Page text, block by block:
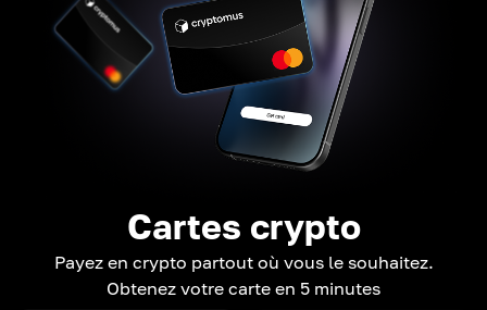
Cartes crypto
Payez en crypto partout où vous le souhaitez.
Obtenez votre carte en 5 minutes